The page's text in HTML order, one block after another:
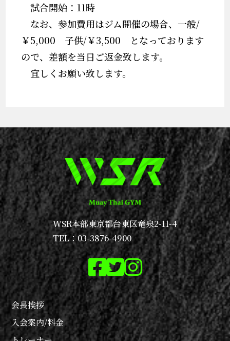
試合開始：11時
なお、参加費用はジム開催の場合、一般/
￥5,000 子供/￥3,500 となっております
ので、差額を当日ご返金致します。
宜しくお願い致します。
WSR本部東京都台東区竜泉2-11-4
TEL：03-3876-4900
会長挨拶
入会案内/料金